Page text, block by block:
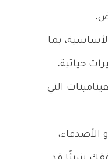
بما
حياتية.
التي
الأصدقاء،